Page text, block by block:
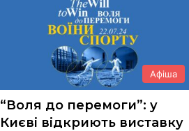
Афіша
“Воля до перемоги”: у
Києві відкриють виставку